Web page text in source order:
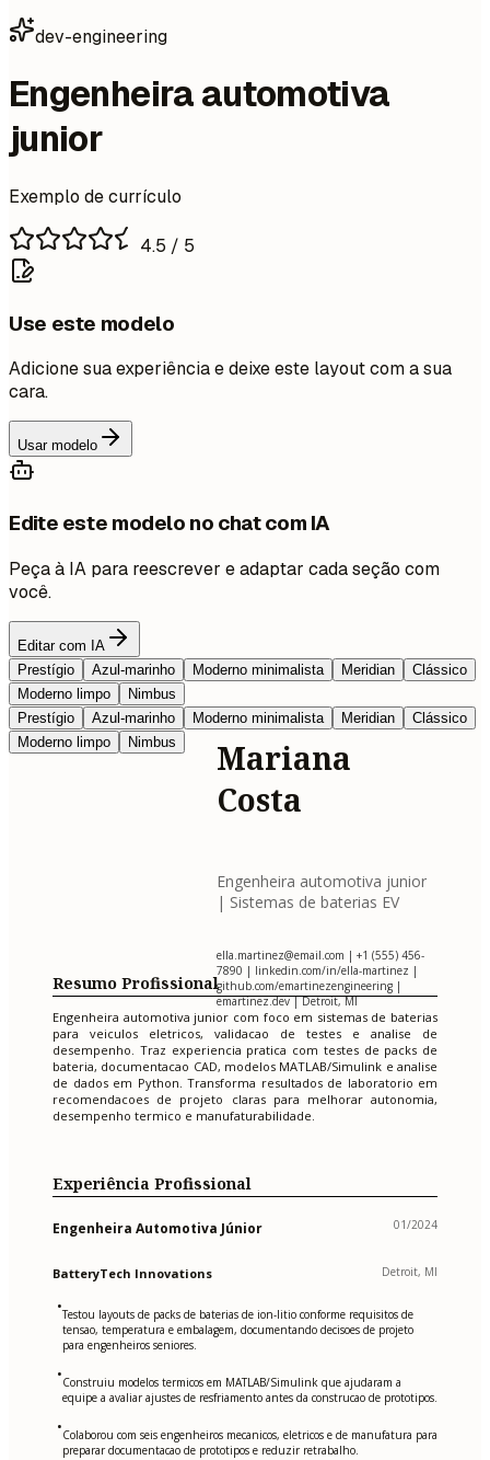
dev-engineering
Engenheira automotiva
junior
Exemplo de currículo
4.5 / 5
Use este modelo
Adicione sua experiência e deixe este layout com a sua
cara.
Usar modelo
Edite este modelo no chat com IA
Peça à IA para reescrever e adaptar cada seção com
você.
Editar com IA
Prestígio
Azul-marinho Moderno minimalista Meridian
Clássico
Moderno limpo
Nimbus
Prestígio
Azul-marinho Moderno minimalista Meridian
Clássico
Moderno limpo
Nimbus
Mariana
Costa
Engenheira automotiva junior
| Sistemas de baterias EV
ella.martinez@email.com | +1 (555) 456-
7890 | linkedin.com/in/ella-martinez |
github.com/emartinezengineering |
emartinez.dev | Detroit, MI
Resumo Profissional
Engenheira automotiva junior com foco em sistemas de baterias
para veiculos eletricos, validacao de testes e analise de
desempenho. Traz experiencia pratica com testes de packs de
bateria, documentacao CAD, modelos MATLAB/Simulink e analise
de dados em Python. Transforma resultados de laboratorio em
recomendacoes de projeto claras para melhorar autonomia,
desempenho termico e manufaturabilidade.
Experiência Profissional
Engenheira Automotiva Júnior 01/2024
BatteryTech Innovations Detroit, MI
•Testou layouts de packs de baterias de ion-litio conforme requisitos de
tensao, temperatura e embalagem, documentando decisoes de projeto
para engenheiros seniores.
•Construiu modelos termicos em MATLAB/Simulink que ajudaram a
equipe a avaliar ajustes de resfriamento antes da construcao de prototipos.
•Colaborou com seis engenheiros mecanicos, eletricos e de manufatura para
preparar documentacao de prototipos e reduzir retrabalho.